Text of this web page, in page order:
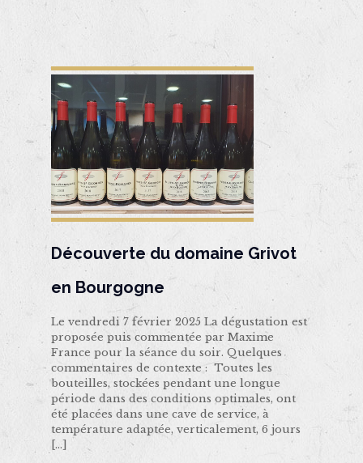
Découverte du domaine Grivot
en Bourgogne
Le vendredi 7 février 2025 La dégustation est
proposée puis commentée par Maxime
France pour la séance du soir. Quelques
commentaires de contexte : Toutes les
bouteilles, stockées pendant une longue
période dans des conditions optimales, ont
été placées dans une cave de service, à
température adaptée, verticalement, 6 jours
[…]